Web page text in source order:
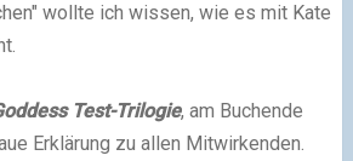
wollte ich wissen, wie es mit Kate
Test-Trilogie, am Buchende
Erklärung zu allen Mitwirkenden.